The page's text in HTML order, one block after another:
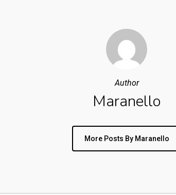
Author
Maranello
More Posts By Maranello